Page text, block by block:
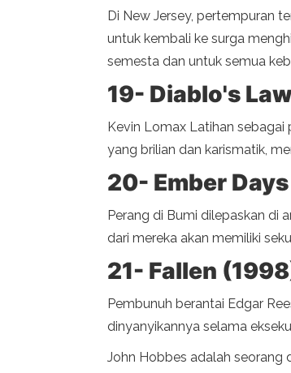
Di New Jersey, pertempuran
untuk kembali ke surga
semesta dan untuk semua
19- Diablo's
Kevin Lomax Latihan sebagai
yang brilian dan karismatik,
20- Ember
Perang di Bumi dilepaskan di
dari mereka akan memiliki
21- Fallen
Pembunuh berantai Edgar
dinyanyikannya selama
John Hobbes adalah seorang